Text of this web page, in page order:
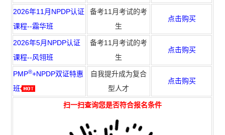
2026年11月NPDP认证
课程--霜华班
备考11月考试的考
生
点击购买
2026年5月NPDP认证
课程--风翎班
备考11月考试的考
生
点击购买
PMP®+NPDP双证特惠
班
自我提升成为复合
型人才
点击购买
扫一扫查询您是否符合报名条件